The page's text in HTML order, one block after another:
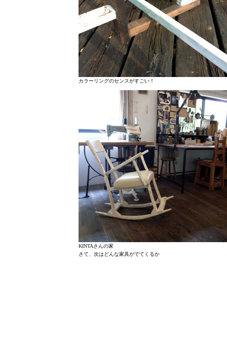
カラーリングのセンスがすごい！
KINTAさんの家
さて、次はどんな家具がでてくるか